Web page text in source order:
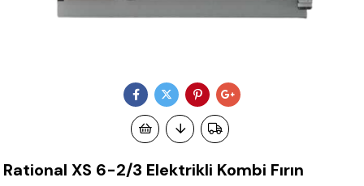
Rational XS 6-2/3 Elektrikli Kombi Fırın